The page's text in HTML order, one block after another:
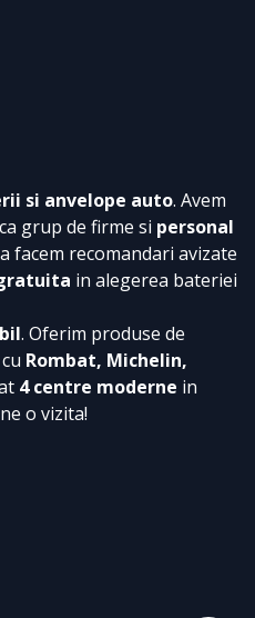
si anvelope auto. Avem
grup de firme si personal
facem recomandari avizate
in alegerea bateriei
. Oferim produse de
Rombat, Michelin,
4 centre moderne in
o vizita!